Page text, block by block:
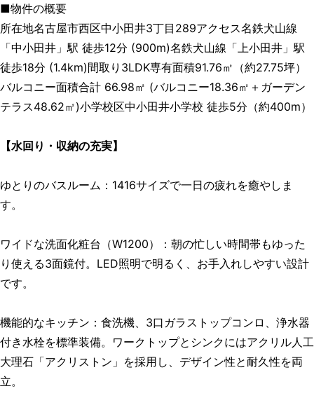
■物件の概要
所在地名古屋市西区中小田井3丁目289アクセス名鉄犬山線
「中小田井」駅 徒歩12分 (900m)名鉄犬山線「上小田井」駅
徒歩18分 (1.4km)間取り3LDK専有面積91.76㎡（約27.75坪）
バルコニー面積合計 66.98㎡ (バルコニー18.36㎡＋ガーデン
テラス48.62㎡)小学校区中小田井小学校 徒歩5分（約400m）
【水回り・収納の充実】
ゆとりのバスルーム：1416サイズで一日の疲れを癒やしま
す。
ワイドな洗面化粧台（W1200）：朝の忙しい時間帯もゆった
り使える3面鏡付。LED照明で明るく、お手入れしやすい設計
です。
機能的なキッチン：食洗機、3口ガラストップコンロ、浄水器
付き水栓を標準装備。ワークトップとシンクにはアクリル人工
大理石「アクリストン」を採用し、デザイン性と耐久性を両
立。